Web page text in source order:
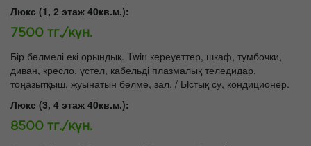
Люкс (1, 2 этаж 40кв.м.):
7500 тг./күн.
Бір бөлмелі екі орындық. Twin кереуеттер, шкаф, тумбочки,
диван, кресло, үстел, кабельді плазмалық теледидар,
тоңазытқыш, жуынатын бөлме, зал. / Ыстық су, кондиционер.
Люкс (3, 4 этаж 40кв.м.):
8500 тг./күн.